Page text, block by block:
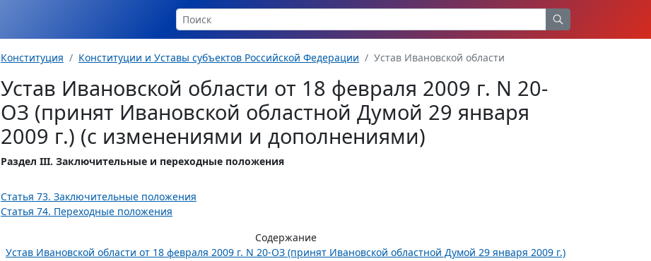
Конституция Конституции и Уставы субъектов Российской Федерации Устав Ивановской области
Устав Ивановской области от 18 февраля 2009 г. N 20-
ОЗ (принят Ивановской областной Думой 29 января
2009 г.) (с изменениями и дополнениями)
Раздел III. Заключительные и переходные положения
Статья 73. Заключительные положения
Статья 74. Переходные положения
Содержание
Устав Ивановской области от 18 февраля 2009 г. N 20-ОЗ (принят Ивановской областной Думой 29 января 2009 г.)